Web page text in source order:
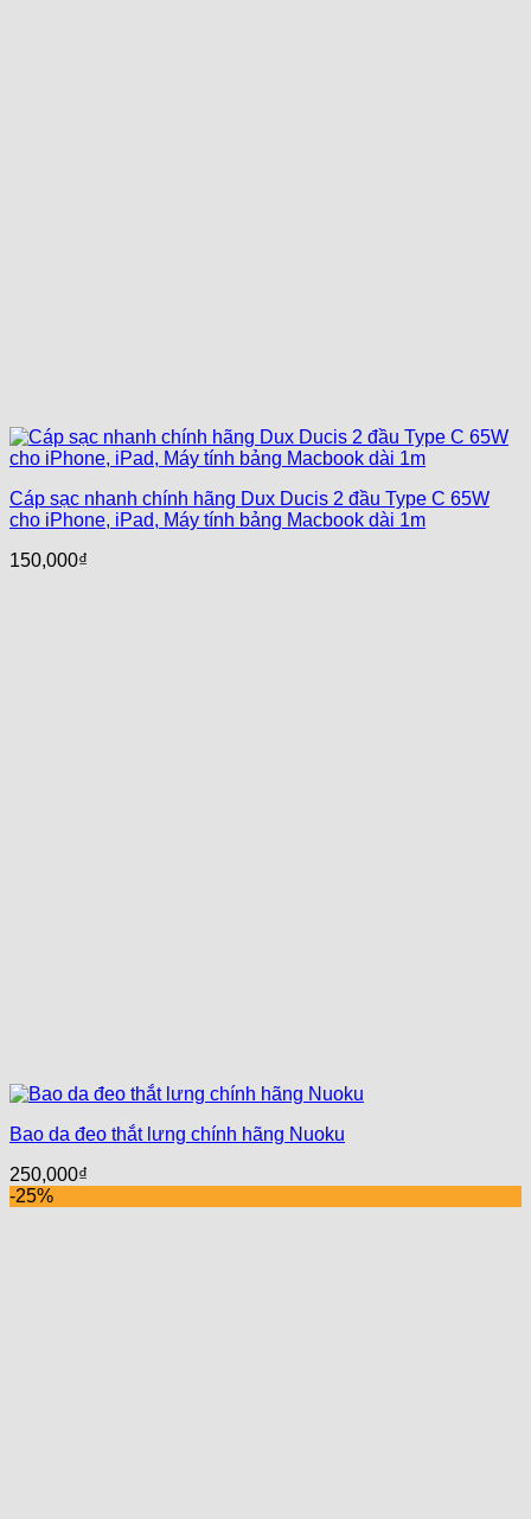
Cáp sạc nhanh chính hãng Dux Ducis 2 đầu Type C 65W
cho iPhone, iPad, Máy tính bảng Macbook dài 1m
150,000₫
Bao da đeo thắt lưng chính hãng Nuoku
250,000₫
-25%